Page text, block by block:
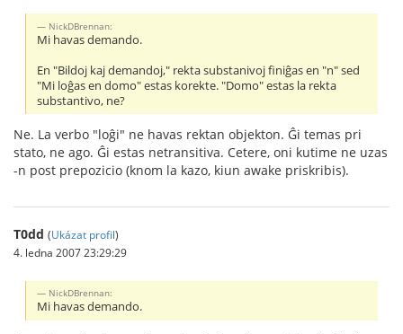
NickDBrennan:
Mi havas demando.
En "Bildoj kaj demandoj," rekta substanivoj finiĝas en "n" sed
"Mi loĝas en domo" estas korekte. "Domo" estas la rekta
substantivo, ne?
Ne. La verbo "loĝi" ne havas rektan objekton. Ĝi temas pri
stato, ne ago. Ĝi estas netransitiva. Cetere, oni kutime ne uzas
-n post prepozicio (knom la kazo, kiun awake priskribis).
T0dd (Ukázat profil)
4. ledna 2007 23:29:29
NickDBrennan:
Mi havas demando.